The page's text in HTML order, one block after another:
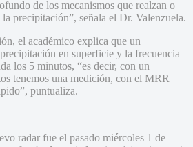
de los mecanismos que realzan o
precipitación”, señala el Dr. Valenzuela.
el académico explica que un
en superficie y la frecuencia
los 5 minutos, “es decir, con un
tenemos una medición, con el MRR
puntualiza.
radar fue el pasado miércoles 1 de